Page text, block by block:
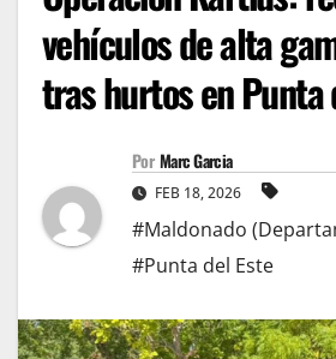
vehículos de alta
tras hurtos en Punta
Por Marc Garcia
FEB 18, 2026
#Maldonado
#Punta del Este